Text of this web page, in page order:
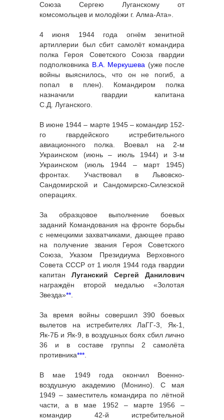
Союза Сергею Луганскому от
комсомольцев и молодёжи г. Алма-Ата».
4 июня 1944 года огнём зенитной
артиллерии был сбит самолёт командира
полка Героя Советского Союза гвардии
подполковника В.А. Меркушева (уже после
войны выяснилось, что он не погиб, а
попал в плен). Командиром полка
назначили гвардии капитана
С.Д. Луганского.
В июне 1944 – марте 1945 – командир 152-
го гвардейского истребительного
авиационного полка. Воевал на 2-м
Украинском (июнь – июль 1944) и 3-м
Украинском (июль 1944 – март 1945)
фронтах. Участвовал в Львовско-
Сандомирской и Сандомирско-Силезской
операциях.
За образцовое выполнение боевых
заданий Командования на фронте борьбы
с немецкими захватчиками, дающее право
на получение звания Героя Советского
Союза, Указом Президиума Верховного
Совета СССР от 1 июля 1944 года гвардии
капитан Луганский Сергей Данилович
награждён второй медалью «Золотая
Звезда»**.
За время войны совершил 390 боевых
вылетов на истребителях ЛаГГ-3, Як-1,
Як-7Б и Як-9, в воздушных боях сбил лично
36 и в составе группы 2 самолёта
противника***.
В мае 1949 года окончил Военно-
воздушную академию (Монино). С мая
1949 – заместитель командира по лётной
части, а в мае 1952 – марте 1956 –
командир 42-й истребительной